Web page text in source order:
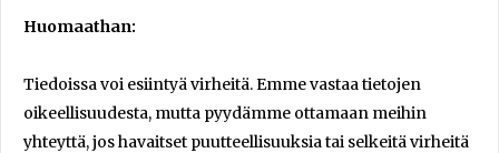
Huomaathan:
Tiedoissa voi esiintyä virheitä. Emme vastaa tietojen
oikeellisuudesta, mutta pyydämme ottamaan meihin
yhteyttä, jos havaitset puutteellisuuksia tai selkeitä virheitä